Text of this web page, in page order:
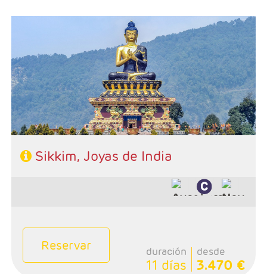
- Ruta: 2 noches Delhi, 2n Darjeeling, 2n Gangtok, 1n
Klimpong, 1n Siliguri y 1 noche Delhi
- Categoría hotelera: Única
- Régimen: 9 desayunos y 8 cenas
- A destacar: Se necesita visado.
Sikkim, Joyas de India
Reservar duración
11 días
desde
3.470 €